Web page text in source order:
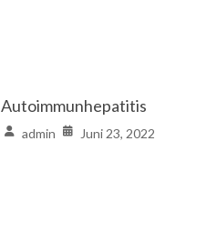
Autoimmunhepatitis
admin Juni 23, 2022